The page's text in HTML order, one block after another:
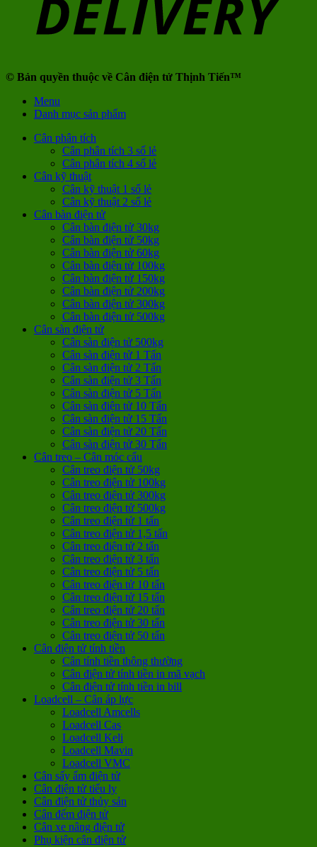
© Bản quyền thuộc về Cân điện tử Thịnh Tiến™
Menu
Danh mục sản phẩm
Cân phân tích
Cân phân tích 3 số lẻ
Cân phân tích 4 số lẻ
Cân kỹ thuật
Cân kỹ thuật 1 số lẻ
Cân kỹ thuật 2 số lẻ
Cân bàn điện tử
Cân bàn điện tử 30kg
Cân bàn điện tử 50kg
Cân bàn điện tử 60kg
Cân bàn điện tử 100kg
Cân bàn điện tử 150kg
Cân bàn điện tử 200kg
Cân bàn điện tử 300kg
Cân bàn điện tử 500kg
Cân sàn điện tử
Cân sàn điện tử 500kg
Cân sàn điện tử 1 Tấn
Cân sàn điện tử 2 Tấn
Cân sàn điện tử 3 Tấn
Cân sàn điện tử 5 Tấn
Cân sàn điện tử 10 Tấn
Cân sàn điện tử 15 Tấn
Cân sàn điện tử 20 Tấn
Cân sàn điện tử 30 Tấn
Cân treo – Cân móc cẩu
Cân treo điện tử 50kg
Cân treo điện tử 100kg
Cân treo điện tử 300kg
Cân treo điện tử 500kg
Cân treo điện tử 1 tấn
Cân treo điện tử 1,5 tấn
Cân treo điện tử 2 tấn
Cân treo điện tử 3 tấn
Cân treo điện tử 5 tấn
Cân treo điện tử 10 tấn
Cân treo điện tử 15 tấn
Cân treo điện tử 20 tấn
Cân treo điện tử 30 tấn
Cân treo điện tử 50 tấn
Cân điện tử tính tiền
Cân tính tiền thông thường
Cân điện tử tính tiền in mã vạch
Cân điện tử tính tiền in bill
Loadcell – Cân áp lực
Loadcell Amcells
Loadcell Cas
Loadcell Keli
Loadcell Mavin
Loadcell VMC
Cân sấy ẩm điện tử
Cân điện tử tiểu ly
Cân điện tử thủy sản
Cân đếm điện tử
Cân xe nâng điện tử
Phụ kiện cân điện tử